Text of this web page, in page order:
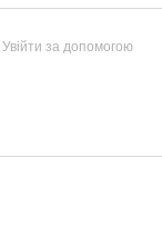
Увійти за допомогою